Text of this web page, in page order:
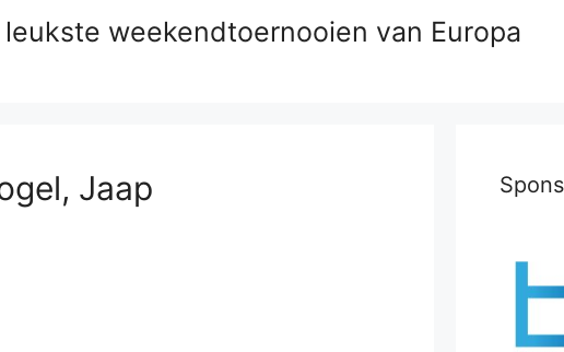
weekendtoernooien van Europa
Jaap